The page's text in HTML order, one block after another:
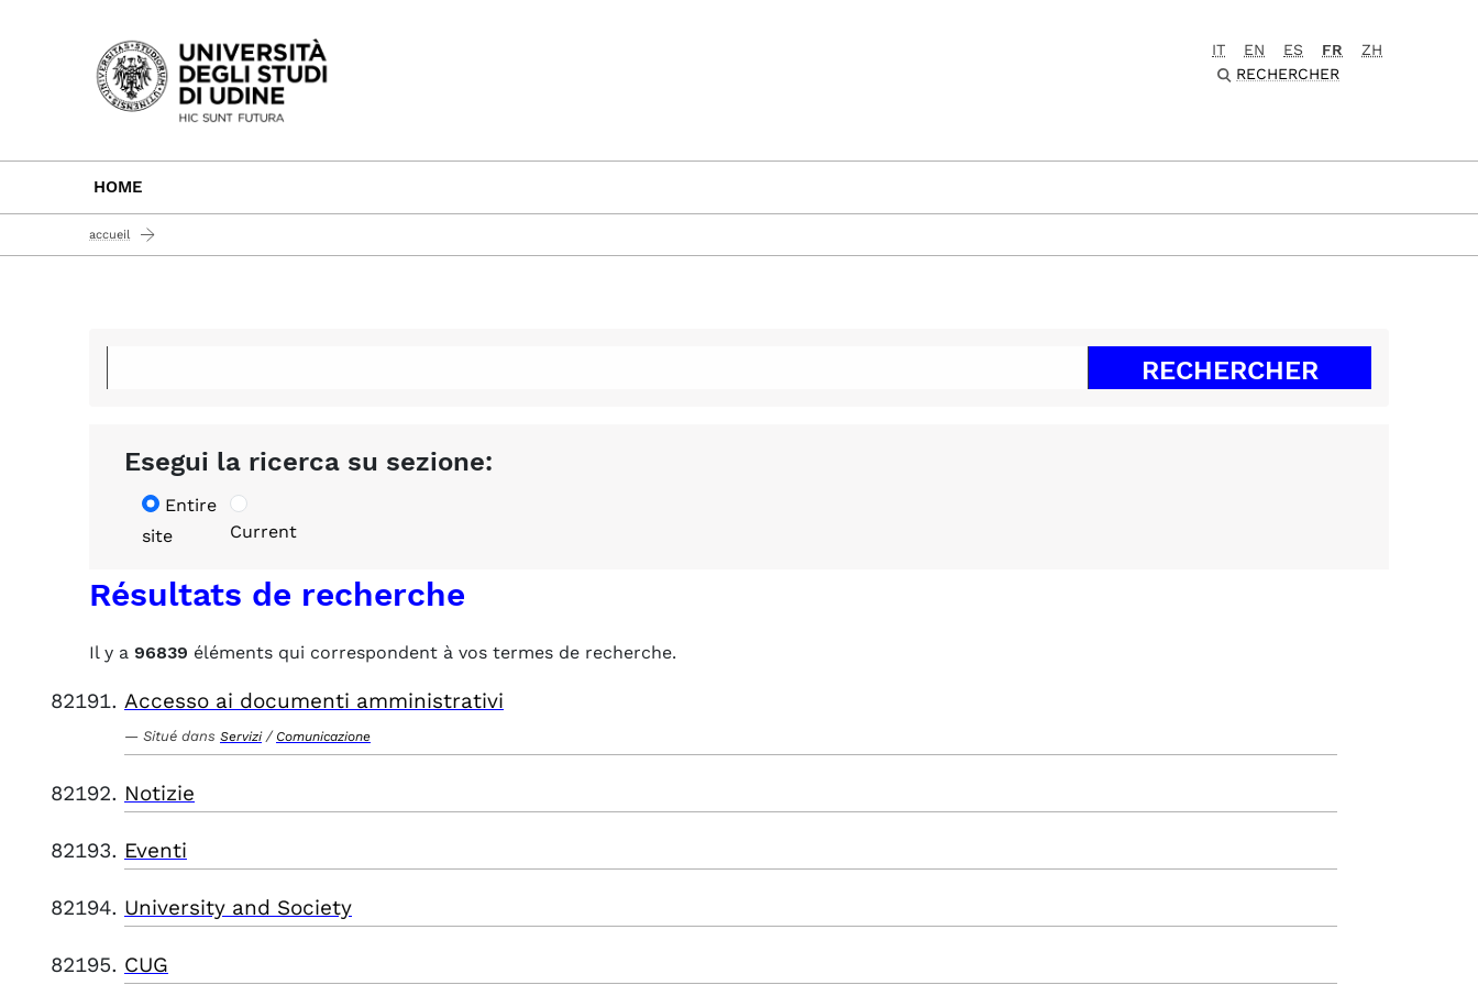
Passa al contenuto principale
IT EN ES FR
ZH
RECHERCHER
HOME
accueil
Esegui la ricerca su sezione:
Entire
site
Current
Résultats de recherche
Il y a 96839 éléments qui correspondent à vos termes de recherche.
Accesso ai documenti amministrativi
Situé dans Servizi / Comunicazione
Notizie
Eventi
University and Society
CUG